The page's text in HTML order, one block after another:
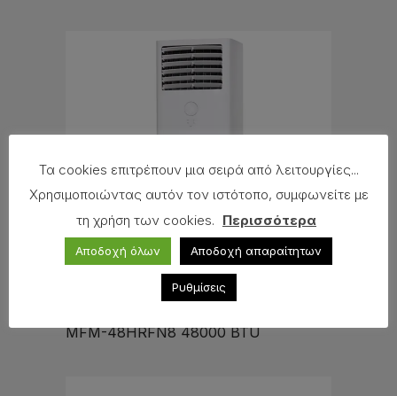
MFM-48HRFN8 48000 BTU
Τα cookies επιτρέπουν μια σειρά από λειτουργίες...
Χρησιμοποιώντας αυτόν τον ιστότοπο, συμφωνείτε με
τη χρήση των cookies. Περισσότερα
Αποδοχή όλων Αποδοχή απαραίτητων
Ρυθμίσεις